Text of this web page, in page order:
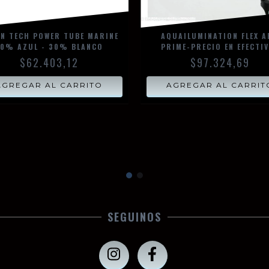
TECH POWER TUBE MARINE
AZUL - 30% BLANCO
$62.403,12
AL CARRITO
AQUAILUMINATION FLEX
PRIME-PRECIO EN
$97.324,69
AGREGAR AL
SEGUINOS